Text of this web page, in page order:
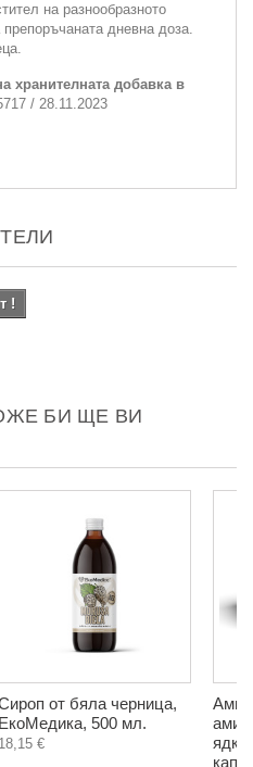
на разнообразното
дневна доза.
хранителната добавка в
/ 28.11.2023
!
БИ ЩЕ ВИ
от бяла черница,
ЕкоМедика, 500 мл.
18,15 €